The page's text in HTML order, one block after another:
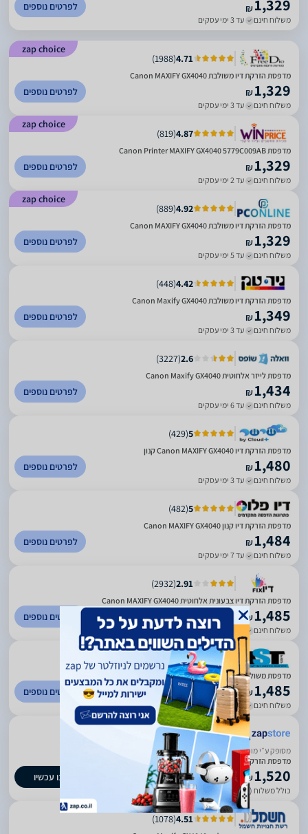
1,329
₪
משלוח חינם עד 3 ימי עסקים
לפרטים נוספים
zap choice
4.71
(
1988
)
מדפסת הזרקת דיו משולבת Canon MAXIFY GX4040
₪1,329
משלוח חינם עד 3 ימי עסקים
לפרטים נוספים
zap choice
4.87
(
819
)
מדפסת Canon Printer MAXIFY GX4040 5779C009AB
₪1,329
משלוח חינם עד 2 ימי עסקים
לפרטים נוספים
zap choice
4.92
(
889
)
מדפסת הזרקת דיו משולבת Canon MAXIFY GX4040
₪1,329
משלוח חינם עד 5 ימי עסקים
לפרטים נוספים
4.42
(
448
)
מדפסת ‏הזרקת דיו ‏משולבת Canon Maxify GX4040
₪1,349
משלוח חינם עד 3 ימי עסקים
לפרטים נוספים
2.6
(
3227
)
מדפסת לייזר אלחוטית Canon Maxify GX4040
₪1,434
משלוח חינם עד 6 ימי עסקים
לפרטים נוספים
5
(
429
)
מדפסת ‏הזרקת דיו Canon MAXIFY GX4040 קנון
₪1,480
משלוח חינם עד 3 ימי עסקים
לפרטים נוספים
5
(
482
)
מדפסת הזרקת דיו קנון Canon MAXIFY GX4040
₪1,484
משלוח חינם עד 7 ימי עסקים
לפרטים נוספים
2.91
(
2932
)
מדפסת הזרקת דיו צבעונית אלחוטית Canon MAXIFY GX4040
₪1,485
משלוח חינם
לפרטים נוספים
5
(
211
)
מדפסת משולבת ה.דיו Canon MAXIFY GX4040
₪1,485
משלוח חינם עד 3 ימי עסקים
לפרטים נוספים
ביטחון בשירות
מסופק ע״י מוכר חיצוני
מדפסת הזרקת דיו צבעונית אלחוטית Canon MAXIFY GX4040
₪1,520
כולל משלוח (35 ₪) עד 7 ימי עסקים
קנו עכשיו
4.51
(
1078
)